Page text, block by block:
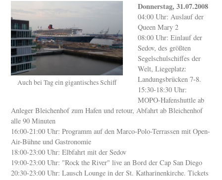
Auch bei Tag ein gigantisches Schiff
Donnerstag, 31.07.2008
04:00 Uhr: Auslauf der
Queen Mary 2
08:00 Uhr: Einlauf der
Sedov, des größten
Segelschulschiffes der
Welt, Liegeplatz:
Landungsbrücken 7-8.
15:30-18:30 Uhr:
MOPO-Hafenshuttle ab
Anleger Bleichenhof zum Hafen und retour, Abfahrt ab Bleichenhof
alle 90 Minuten
16:00-21:00 Uhr: Programm auf den Marco-Polo-Terrassen mit Open-
Air-Bühne und Gastronomie
18:00-23:00 Uhr: Elbfahrt mit der Sedov
19:00-23:00 Uhr: "Rock the River" live an Bord der Cap San Diego
20:30-23:00 Uhr: Lausch Lounge in der St. Katharinenkirche. Tickets